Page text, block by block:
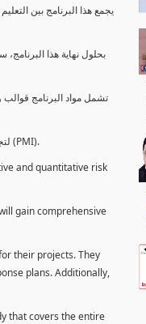
يجمع هذا البرنامج بين
بحلول نهاية هذا
تشمل مواد البرنامج
يمكن للطلاب استخدام ساعات هذا البرنامج كوحدات تطوير المهنة (PDUs) لتجديد جميع الشهادات المهنية الأخرى مثل شهادات إدارة المشاريع العالمية (PMI).
and quantitative risk
gain comprehensive
their projects. They
plans. Additionally,
that covers the entire